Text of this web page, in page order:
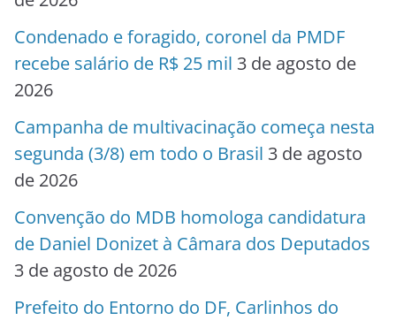
Condenado e foragido, coronel da PMDF
recebe salário de R$ 25 mil 3 de agosto de
2026
Campanha de multivacinação começa nesta
segunda (3/8) em todo o Brasil 3 de agosto
de 2026
Convenção do MDB homologa candidatura
de Daniel Donizet à Câmara dos Deputados
3 de agosto de 2026
Prefeito do Entorno do DF, Carlinhos do